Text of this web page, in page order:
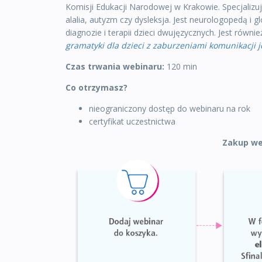
Komisji Edukacji Narodowej w Krakowie.
alalia, autyzm czy dysleksja. Jest neurologopedą i
diagnozie i terapii dzieci dwujęzycznych. Jest
gramatyki dla dzieci z zaburzeniami komunikacji
Czas trwania webinaru: 120 min
Co otrzymasz?
nieograniczony dostęp do webinaru na rok
certyfikat uczestnictwa
Zakup